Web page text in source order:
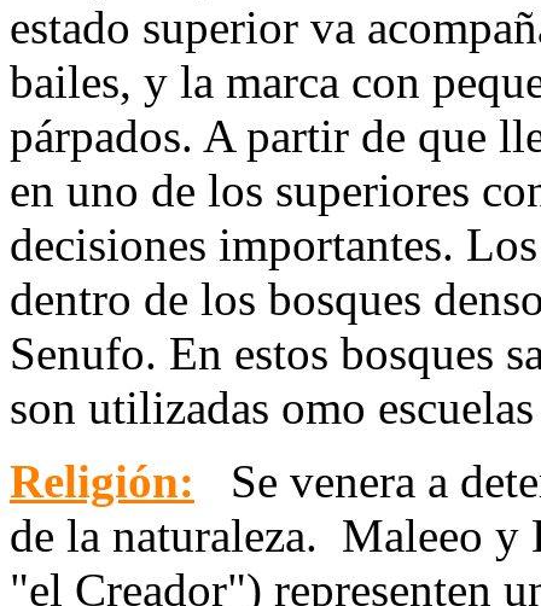
estado superior va
bailes, y la marca con
párpados. A partir de que
en uno de los superiores
decisiones importantes.
dentro de los bosques
Senufo. En estos bosques
son utilizadas omo
Religión:
Se venera a
de la naturaleza. Maleeo
"el Creador") representen